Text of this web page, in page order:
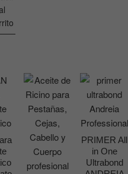
PRIMER All
in One
Ultrabond